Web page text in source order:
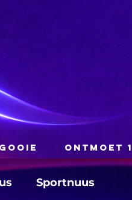
ONTMOET
Sportnuus